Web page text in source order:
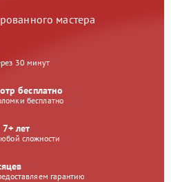
мастера
30 минут
бесплатно
бесплатно
лет
сложности
гарантию